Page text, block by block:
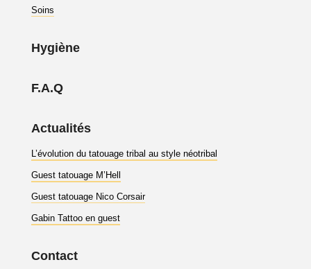
Soins
Hygiène
F.A.Q
Actualités
L’évolution du tatouage tribal au style néotribal
Guest tatouage M’Hell
Guest tatouage Nico Corsair
Gabin Tattoo en guest
Contact